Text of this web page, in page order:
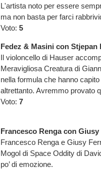
L'artista noto per essere
ma non basta per farci
Voto: 5
Fedez & Masini con
Il violoncello di Hauser
Meravigliosa Creatura di
nella formula che hanno
altrettanto. Avremmo provato
Voto: 7
Francesco Renga con
Francesco Renga e Giusy
Mogol di Space Oddity di
po’ di emozione.